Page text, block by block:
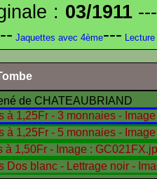
: 03/1911
Jaquettes avec 4ème--- Lecture
de CHATEAUBRIAND